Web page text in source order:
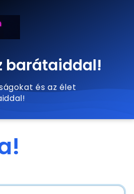
barátaiddal!
és az élet